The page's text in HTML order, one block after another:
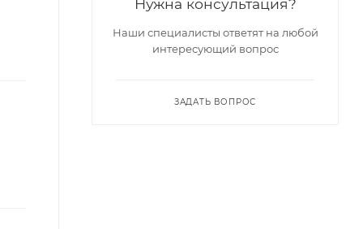
Нужна консультация?
Наши специалисты ответят на любой
интересующий вопрос
ЗАДАТЬ ВОПРОС